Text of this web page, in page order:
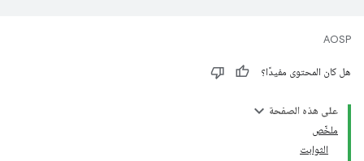
AOSP
هل كان المحتوى مفيدًا؟
على هذه الصفحة
ملخّص
الثوابت